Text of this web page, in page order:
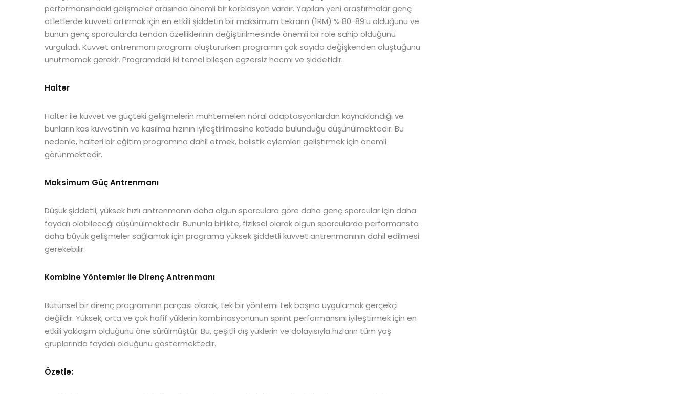
performansındaki gelişmeler arasında önemli bir korelasyon vardır. Yapılan yeni araştırmalar genç
atletlerde kuvveti artırmak için en etkili şiddetin bir maksimum tekrarın (1RM) % 80-89’u olduğunu ve
bunun genç sporcularda tendon özelliklerinin değiştirilmesinde önemli bir role sahip olduğunu
vurguladı. Kuvvet antrenmanı programı oluştururken programın çok sayıda değişkenden oluştuğunu
unutmamak gerekir. Programdaki iki temel bileşen egzersiz hacmi ve şiddetidir.
Halter
Halter ile kuvvet ve güçteki gelişmelerin muhtemelen nöral adaptasyonlardan kaynaklandığı ve
bunların kas kuvvetinin ve kasılma hızının iyileştirilmesine katkıda bulunduğu düşünülmektedir. Bu
nedenle, halteri bir eğitim programına dahil etmek, balistik eylemleri geliştirmek için önemli
görünmektedir.
Maksimum Güç Antrenmanı
Düşük şiddetli, yüksek hızlı antrenmanın daha olgun sporculara göre daha genç sporcular için daha
faydalı olabileceği düşünülmektedir. Bununla birlikte, fiziksel olarak olgun sporcularda performansta
daha büyük gelişmeler sağlamak için programa yüksek şiddetli kuvvet antrenmanının dahil edilmesi
gerekebilir.
Kombine Yöntemler ile Direnç Antrenmanı
Bütünsel bir direnç programının parçası olarak, tek bir yöntemi tek başına uygulamak gerçekçi
değildir. Yüksek, orta ve çok hafif yüklerin kombinasyonunun sprint performansını iyileştirmek için en
etkili yaklaşım olduğunu öne sürülmüştür. Bu, çeşitli dış yüklerin ve dolayısıyla hızların tüm yaş
gruplarında faydalı olduğunu göstermektedir.
Özetle: